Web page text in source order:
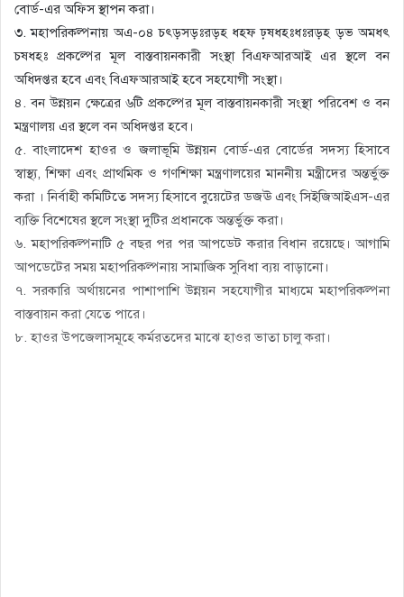
বোর্ড-এর অফিস স্থাপন করা।
৩. মহাপরিকল্পনায় অএ-০৪ চৎড়সড়ঃরড়হ ধহফ ঢ়ষধহঃধঃরড়হ ড়ভ অমধৎ
চষধহঃ প্রকল্পের মূল বাস্তবায়নকারী সংস্থা বিএফআরআই এর স্থলে বন
অধিদপ্তর হবে এবং বিএফআরআই হবে সহযোগী সংস্থা।
৪. বন উন্নয়ন ক্ষেত্রের ৬টি প্রকল্পের মূল বাস্তবায়নকারী সংস্থা পরিবেশ ও বন
মন্ত্রণালয় এর স্থলে বন অধিদপ্তর হবে।
৫. বাংলাদেশ হাওর ও জলাভূমি উন্নয়ন বোর্ড-এর বোর্ডের সদস্য হিসাবে
স্বাস্থ্য, শিক্ষা এবং প্রাথমিক ও গণশিক্ষা মন্ত্রণালয়ের মাননীয় মন্ত্রীদের অন্তর্ভুক্ত
করা । নির্বাহী কমিটিতে সদস্য হিসাবে বুয়েটের ডজঊ এবং সিইজিআইএস-এর
ব্যক্তি বিশেষের স্থলে সংস্থা দুটির প্রধানকে অন্তর্ভুক্ত করা।
৬. মহাপরিকল্পনাটি ৫ বছর পর পর আপডেট করার বিধান রয়েছে। আগামি
আপডেটের সময় মহাপরিকল্পনায় সামাজিক সুবিধা ব্যয় বাড়ানো।
৭. সরকারি অর্থায়নের পাশাপাশি উন্নয়ন সহযোগীর মাধ্যমে মহাপরিকল্পনা
বাস্তবায়ন করা যেতে পারে।
৮. হাওর উপজেলাসমূহে কর্মরতদের মাঝে হাওর ভাতা চালু করা।